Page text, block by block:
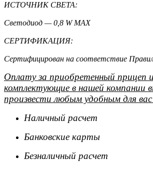
ИСТОЧНИК СВЕТА:
Светодиод — 0,8 W MAX
СЕРТИФИКАЦИЯ:
Сертифицирован на соответствие
Оплату за приобретенный прицеп
комплектующие в нашей компании
произвести любым удобным для
Наличный расчет
Банковские карты
Безналичный расчет